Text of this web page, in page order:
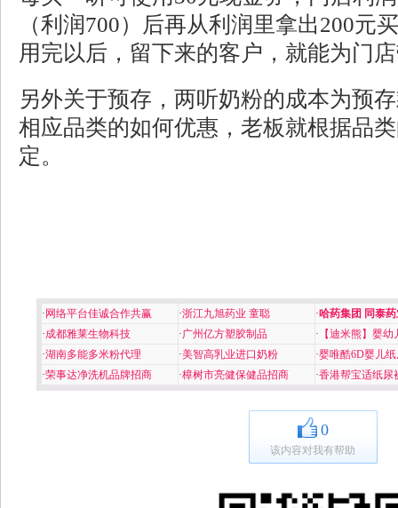
（利润700）后再从利润里拿出200元
用完以后，留下来的客户，就能为门
另外关于预存，两听奶粉的成本为预
相应品类的如何优惠，老板就根据品
定。
· 网络平台佳诚合作共赢 ·浙江九旭药业 童聪 ·哈药集团 同泰
·成都雅莱生物科技 ·广州亿方塑胶制品 · 【迪米熊】婴幼
·湖南多能多米粉代理 ·美智高乳业进口奶粉 ·婴唯酷6D婴儿
·荣事达净洗机品牌招商 ·樟树市亮健保健品招商 ·香港帮宝适纸尿
0
该内容对我有帮助